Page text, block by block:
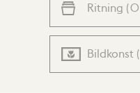
Ritning (0
Bildkonst (